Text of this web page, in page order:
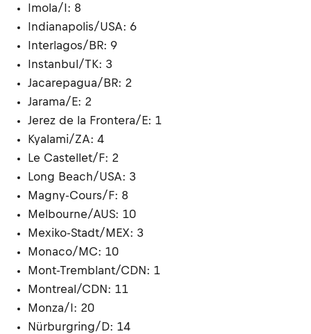
Imola/I: 8
Indianapolis/USA: 6
Interlagos/BR: 9
Instanbul/TK: 3
Jacarepagua/BR: 2
Jarama/E: 2
Jerez de la Frontera/E: 1
Kyalami/ZA: 4
Le Castellet/F: 2
Long Beach/USA: 3
Magny-Cours/F: 8
Melbourne/AUS: 10
Mexiko-Stadt/MEX: 3
Monaco/MC: 10
Mont-Tremblant/CDN: 1
Montreal/CDN: 11
Monza/I: 20
Nürburgring/D: 14